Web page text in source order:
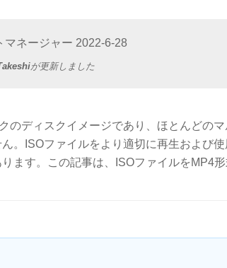
マネージャー 2022-6-28
が更新しました
のディスクイメージであり、ほとんどの
。ISOファイルをより適切に再生および
ます。この記事は、ISOファイルをMP4